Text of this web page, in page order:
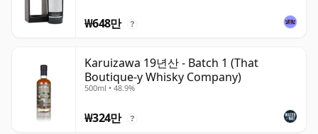
₩648만 ?
Karuizawa 19년산 - Batch 1 (That
Boutique-y Whisky Company)
500ml • 48.9%
₩324만 ?